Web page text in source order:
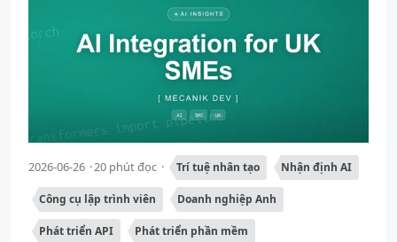
2026-06-26 20 phút đọc Trí tuệ nhân tạo Nhận định AI
Công cụ lập trình viên Doanh nghiệp Anh
Phát triển API Phát triển phần mềm